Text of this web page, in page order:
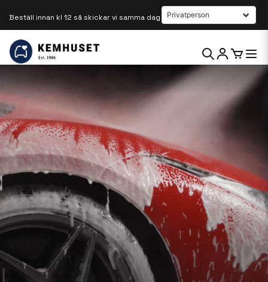
Beställ innan kl 12 så skickar vi samma dag